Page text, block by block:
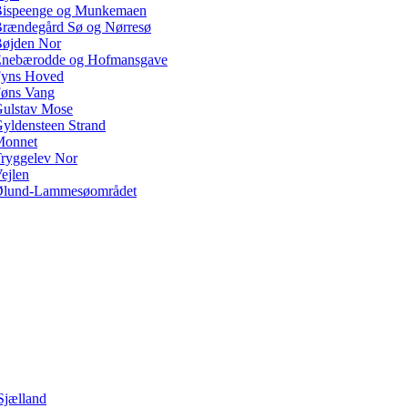
og Munkemaen
Sø og Nørresø
Nor
og Hofmansgave
Hoved
Vang
Mose
Strand
Nor
Lammesøområdet